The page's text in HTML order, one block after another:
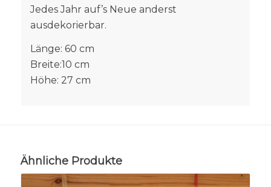
Jedes Jahr auf’s Neue anderst
ausdekorierbar.
Länge: 60 cm
Breite:10 cm
Höhe: 27 cm
Ähnliche Produkte